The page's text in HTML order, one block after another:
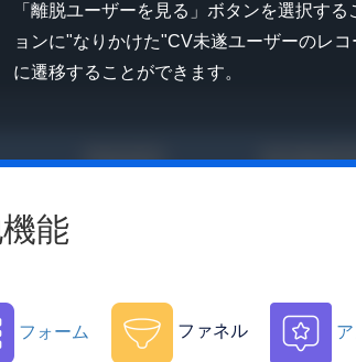
「離脱ユーザーを見る」ボタンを選択す
ョンに"なりかけた"CV未遂ユーザーのレ
に遷移することができます。
能
フォーム ファネル